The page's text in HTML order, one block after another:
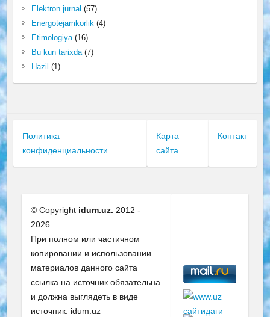
Elektron jurnal (57)
Energotejamkorlik(4)
Etimologiya(16)
Bu kun tarixda(7)
Hazil (1)
Политика
конфиденциальности
Карта
сайта
Контакт
© Copyright idum.uz. 2012 -
2026.
При полном или частичном
копировании и использовании
материалов данного сайта
ссылка на источник обязательна
и должна выглядеть в виде
источник: idum.uz